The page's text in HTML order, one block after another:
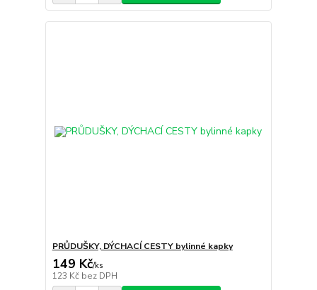
PRŮDUŠKY, DÝCHACÍ CESTY bylinné kapky
149 Kč/ks
123 Kč bez DPH